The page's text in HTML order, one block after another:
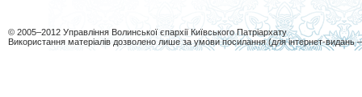
© 2005–2012 Управління Волинської єпархії Київського Патріархату
Використання матеріалів дозволено лише за умови посилання (для інтернет-видань